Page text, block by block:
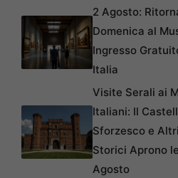
2 Agosto:
Domenica al
Ingresso
Italia
Visite Serali ai
Italiani: Il
Sforzesco e
Storici Aprono
Agosto